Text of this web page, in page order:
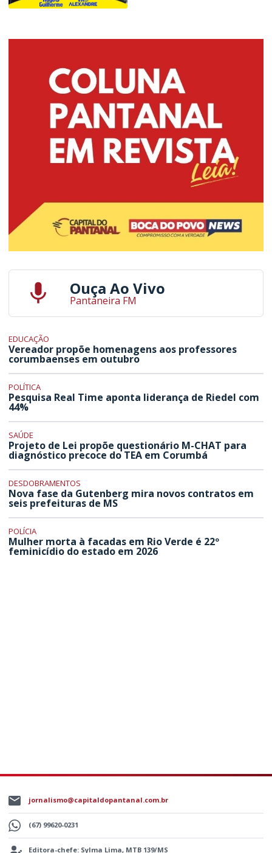
Ouça Ao Vivo
Pantaneira FM
EDUCAÇÃO
Vereador propõe homenagens aos professores
corumbaenses em outubro
POLÍTICA
Pesquisa Real Time aponta liderança de Riedel com
44%
SAÚDE
Projeto de Lei propõe questionário M-CHAT para
diagnóstico precoce do TEA em Corumbá
DESDOBRAMENTOS
Nova fase da Gutenberg mira novos contratos em
seis prefeituras de MS
POLÍCIA
Mulher morta à facadas em Rio Verde é 22º
feminicídio do estado em 2026
jornalismo@capitaldopantanal.com.br
(67) 99620-0231
Editora-chefe: Sylma Lima, MTB 139/MS